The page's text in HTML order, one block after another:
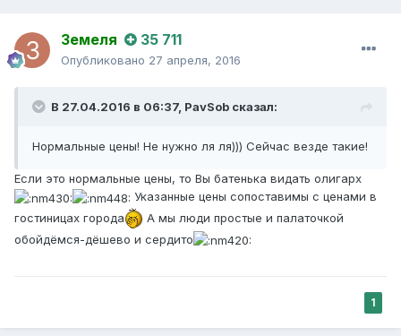
Земеля 35 711
Опубликовано 27 апреля, 2016
В 27.04.2016 в 06:37, PavSob сказал:
Нормальные цены! Не нужно ля ля))) Сейчас везде такие!
Если это нормальные цены, то Вы батенька видать олигарх
Указанные цены сопоставимы с ценами в
гостиницах города
А мы люди простые и палаточкой
обойдёмся-дёшево и сердито
1